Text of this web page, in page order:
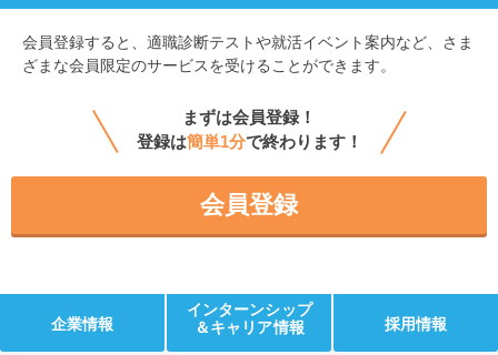
会員登録すると、 適職診断テストや就活イベント案内など、さま
ざまな会員限定のサービスを受けることができます。
まずは会員登録！
登録は簡単1分で終わります！
会員登録
企業情報
インターンシップ
＆キャリア情報
採用情報